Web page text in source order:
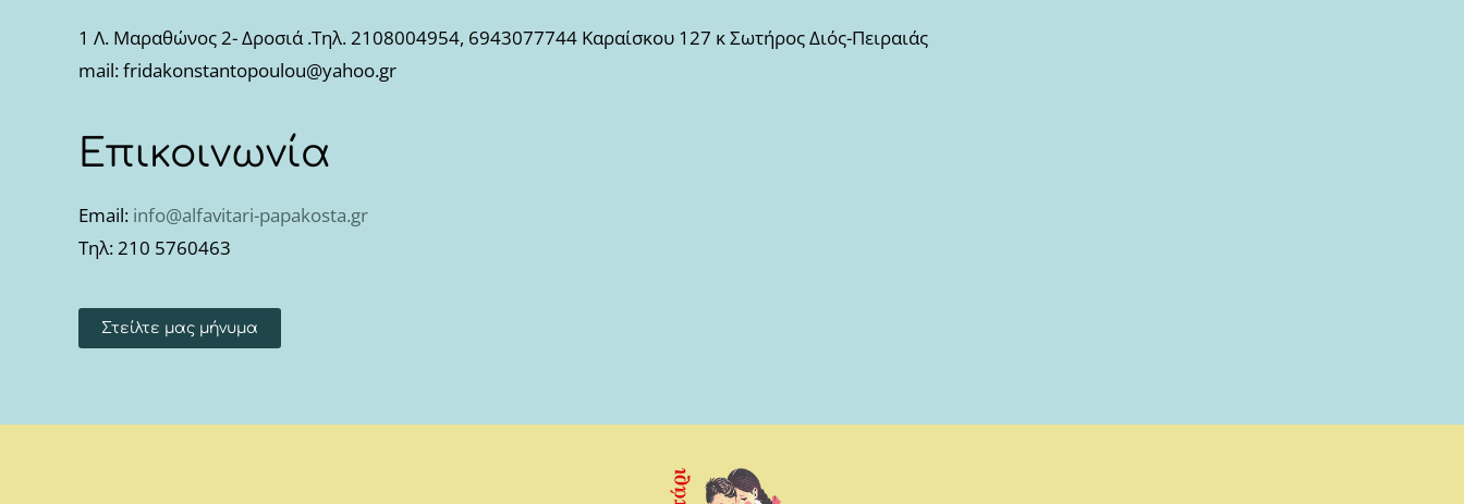
1 Λ. Μαραθώνος 2- Δροσιά .Τηλ. 2108004954, 6943077744 Καραίσκου 127 κ Σωτήρος Διός-Πειραιάς
mail: fridakonstantopoulou@yahoo.gr
Επικοινωνία
Email: info@alfavitari-papakosta.gr
Τηλ: 210 5760463
Στείλτε μας μήνυμα